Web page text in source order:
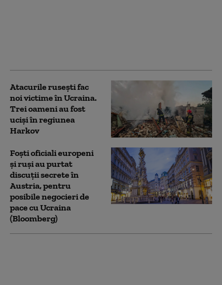
Atacurile rusești fac
noi victime în Ucraina.
Trei oameni au fost
uciși în regiunea
Harkov
Foști oficiali europeni
și ruși au purtat
discuții secrete în
Austria, pentru
posibile negocieri de
pace cu Ucraina
(Bloomberg)